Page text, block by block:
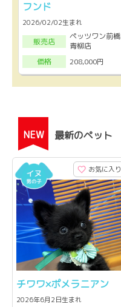
フンド
2026/02/02生まれ
販売店
ペッツワン前橋
青柳店
価格
208,000円
NEW 最新のペット
お気に入り
チワワ×ポメラニアン
2026年6月2日生まれ